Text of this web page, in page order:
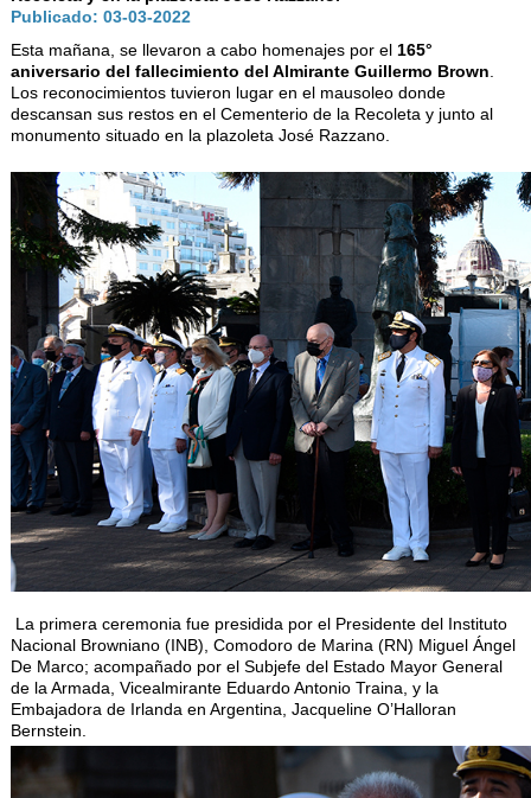
BENEFICIOS
NOTICIAS & ACTIVIDADES
ESCUELA NÁUTICA
LINKS
SOCIOS
NEWSLETTER
SUSCRIBIRSE
VER NEWSLETTER
CONTACTO
CONTACTENOS
LIBRO DE VISITAS
Publicado: 03-03-2022
Esta mañana, se llevaron a cabo homenajes por el 165°
aniversario del fallecimiento del Almirante Guillermo Brown
Los reconocimientos tuvieron lugar en el mausoleo donde
descansan sus restos en el Cementerio de la Recoleta y junto al
monumento situado en la plazoleta José Razzano.
La primera ceremonia fue presidida por el Presidente del Instituto
Nacional Browniano (INB), Comodoro de Marina (RN) Miguel Ángel
De Marco; acompañado por el Subjefe del Estado Mayor General
de la Armada, Vicealmirante Eduardo Antonio Traina, y la
Embajadora de Irlanda en Argentina, Jacqueline O’Halloran
Bernstein.